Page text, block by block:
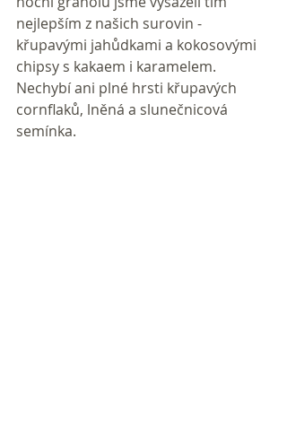
nejlepším z našich surovin -
křupavými jahůdkami a kokosovými
chipsy s kakaem i karamelem.
Nechybí ani plné hrsti křupavých
cornflaků, lněná a slunečnicová
semínka.